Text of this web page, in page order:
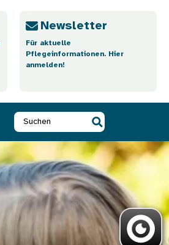
Newsletter
Für aktuelle
Pflegeinformationen. Hier
anmelden!